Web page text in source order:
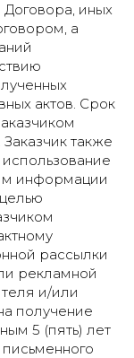
иных
а
актов. Срок
также
информации
рассылки
рекламной
и/или
получение
5 (пять) лет